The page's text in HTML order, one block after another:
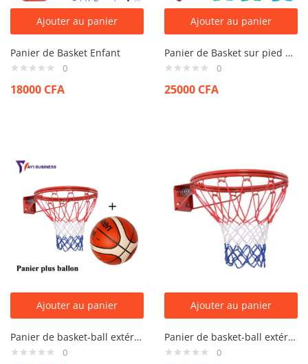
Ajouter au panier
Panier de Basket Enfant
0
18000 CFA
Ajouter au panier
Panier de Basket sur pied pour Enfant
0
25000 CFA
Ajouter au panier
Panier de basket-ball extérieur mural fixé 45 & Ballon
0
Ajouter au panier
Panier de basket-ball extérieur mural fixé 45 cm
0